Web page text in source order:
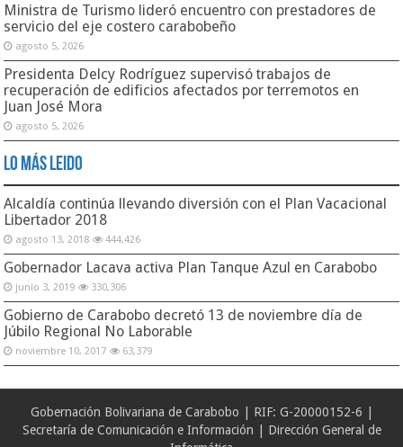
Ministra de Turismo lideró encuentro con prestadores de
servicio del eje costero carabobeño
agosto 5, 2026
Presidenta Delcy Rodríguez supervisó trabajos de
recuperación de edificios afectados por terremotos en
Juan José Mora
agosto 5, 2026
Lo Más Leido
Alcaldía continúa llevando diversión con el Plan Vacacional
Libertador 2018
agosto 13, 2018 444,426
Gobernador Lacava activa Plan Tanque Azul en Carabobo
junio 3, 2019 330,306
Gobierno de Carabobo decretó 13 de noviembre día de
Júbilo Regional No Laborable
noviembre 10, 2017 63,379
Gobernación Bolivariana de Carabobo | RIF: G-20000152-6 |
Secretaría de Comunicación e Información | Dirección General de